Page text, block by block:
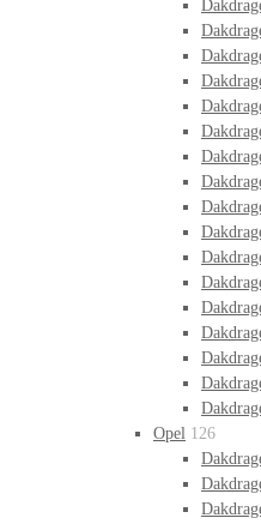
Opel 126